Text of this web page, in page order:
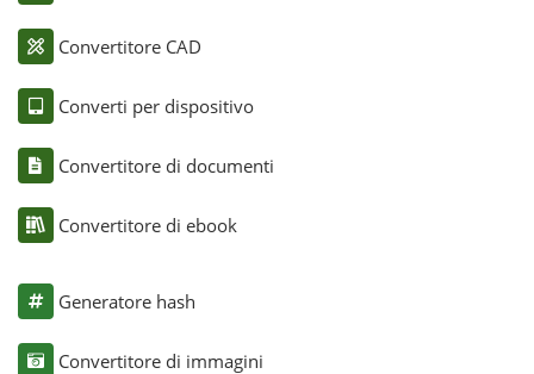
Convertitore CAD
Converti per dispositivo
Convertitore di documenti
Convertitore di ebook
Generatore hash
Convertitore di immagini